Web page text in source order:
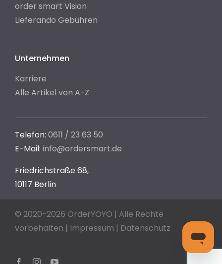
order smart Vision
Lieferando Gebühren
Unternehmen
Karriere
Alle Artikel von A-Z
Telefon: 0611 / 23 63 50
E-Mail: info@ordersmart.de
Friedrichstraße 68,
10117 Berlin
© 2020-2026 OrderYOYO | Alle Rechte
vorbehalten | Impressum | Datenschutz